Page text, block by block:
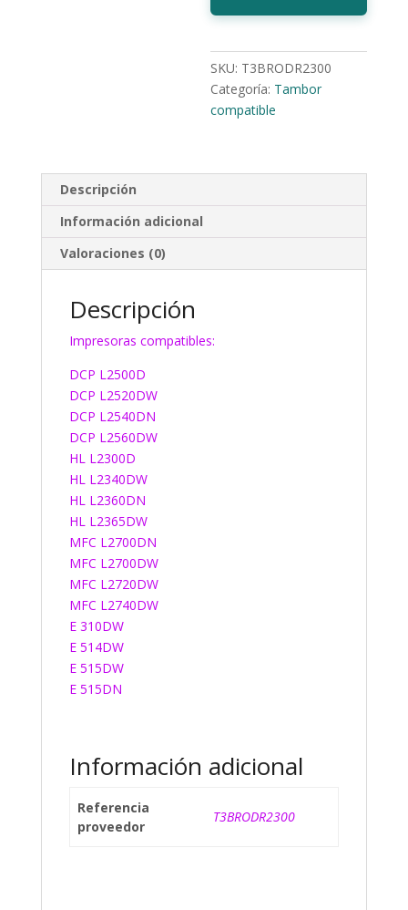
SKU: T3BRODR2300
Categoría: Tambor
compatible
Descripción
Información adicional
Valoraciones (0)
Descripción
Impresoras compatibles:
DCP L2500D
DCP L2520DW
DCP L2540DN
DCP L2560DW
HL L2300D
HL L2340DW
HL L2360DN
HL L2365DW
MFC L2700DN
MFC L2700DW
MFC L2720DW
MFC L2740DW
E 310DW
E 514DW
E 515DW
E 515DN
Información adicional
Referencia
proveedor
T3BRODR2300